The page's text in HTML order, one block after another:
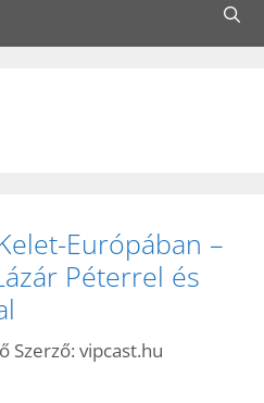
Európában –
Péterrel és
Szerző: vipcast.hu